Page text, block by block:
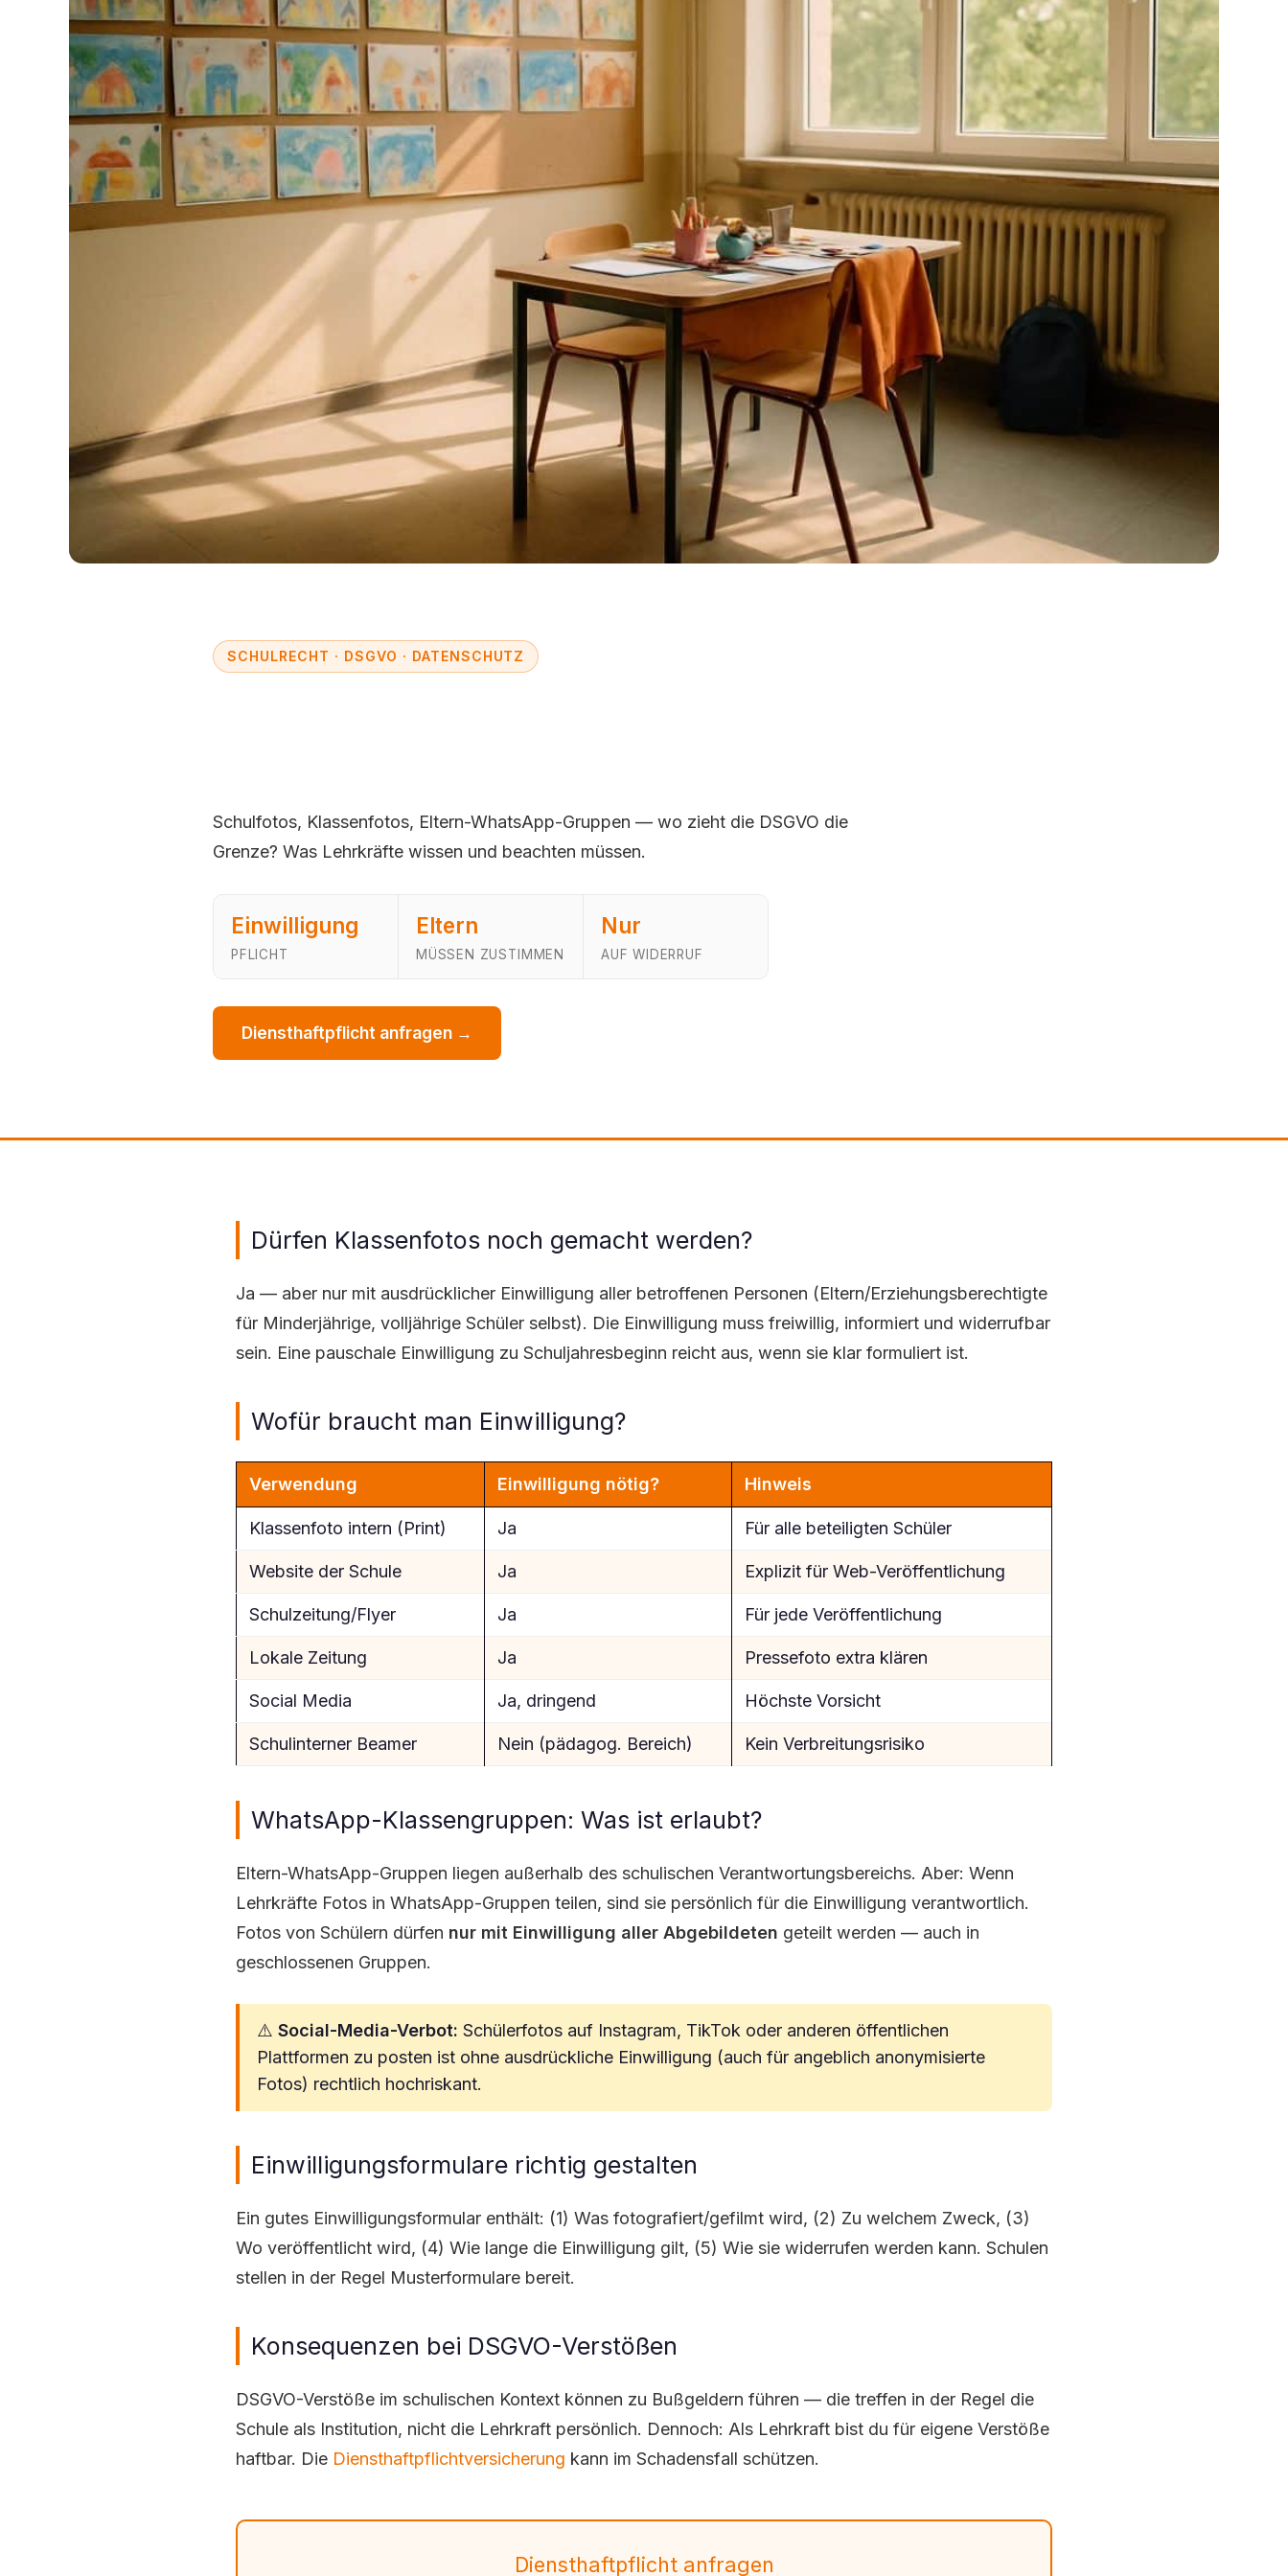
SCHULRECHT · DSGVO · DATENSCHUTZ
Schulfotos, Klassenfotos, Eltern-WhatsApp-Gruppen — wo zieht die DSGVO die
Grenze? Was Lehrkräfte wissen und beachten müssen.
Einwilligung
PFLICHT
Eltern
MÜSSEN ZUSTIMMEN
Nur
AUF WIDERRUF
Diensthaftpflicht anfragen →
Dürfen Klassenfotos noch gemacht werden?
Ja — aber nur mit ausdrücklicher Einwilligung aller betroffenen Personen (Eltern/Erziehungsberechtigte
für Minderjährige, volljährige Schüler selbst). Die Einwilligung muss freiwillig, informiert und widerrufbar
sein. Eine pauschale Einwilligung zu Schuljahresbeginn reicht aus, wenn sie klar formuliert ist.
Wofür braucht man Einwilligung?
Verwendung Einwilligung nötig? Hinweis
Klassenfoto intern (Print) Ja Für alle beteiligten Schüler
Website der Schule Ja Explizit für Web-Veröffentlichung
Schulzeitung/Flyer Ja Für jede Veröffentlichung
Lokale Zeitung Ja Pressefoto extra klären
Social Media Ja, dringend Höchste Vorsicht
Schulinterner Beamer Nein (pädagog. Bereich) Kein Verbreitungsrisiko
WhatsApp-Klassengruppen: Was ist erlaubt?
Eltern-WhatsApp-Gruppen liegen außerhalb des schulischen Verantwortungsbereichs. Aber: Wenn
Lehrkräfte Fotos in WhatsApp-Gruppen teilen, sind sie persönlich für die Einwilligung verantwortlich.
Fotos von Schülern dürfen nur mit Einwilligung aller Abgebildeten geteilt werden — auch in
geschlossenen Gruppen.
⚠️ Social-Media-Verbot: Schülerfotos auf Instagram, TikTok oder anderen öffentlichen
Plattformen zu posten ist ohne ausdrückliche Einwilligung (auch für angeblich anonymisierte
Fotos) rechtlich hochriskant.
Einwilligungsformulare richtig gestalten
Ein gutes Einwilligungsformular enthält: (1) Was fotografiert/gefilmt wird, (2) Zu welchem Zweck, (3)
Wo veröffentlicht wird, (4) Wie lange die Einwilligung gilt, (5) Wie sie widerrufen werden kann. Schulen
stellen in der Regel Musterformulare bereit.
Konsequenzen bei DSGVO-Verstößen
DSGVO-Verstöße im schulischen Kontext können zu Bußgeldern führen — die treffen in der Regel die
Schule als Institution, nicht die Lehrkraft persönlich. Dennoch: Als Lehrkraft bist du für eigene Verstöße
haftbar. Die Diensthaftpflichtversicherung kann im Schadensfall schützen.
Diensthaftpflicht anfragen